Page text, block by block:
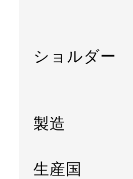
ショルダー
製造
生産国